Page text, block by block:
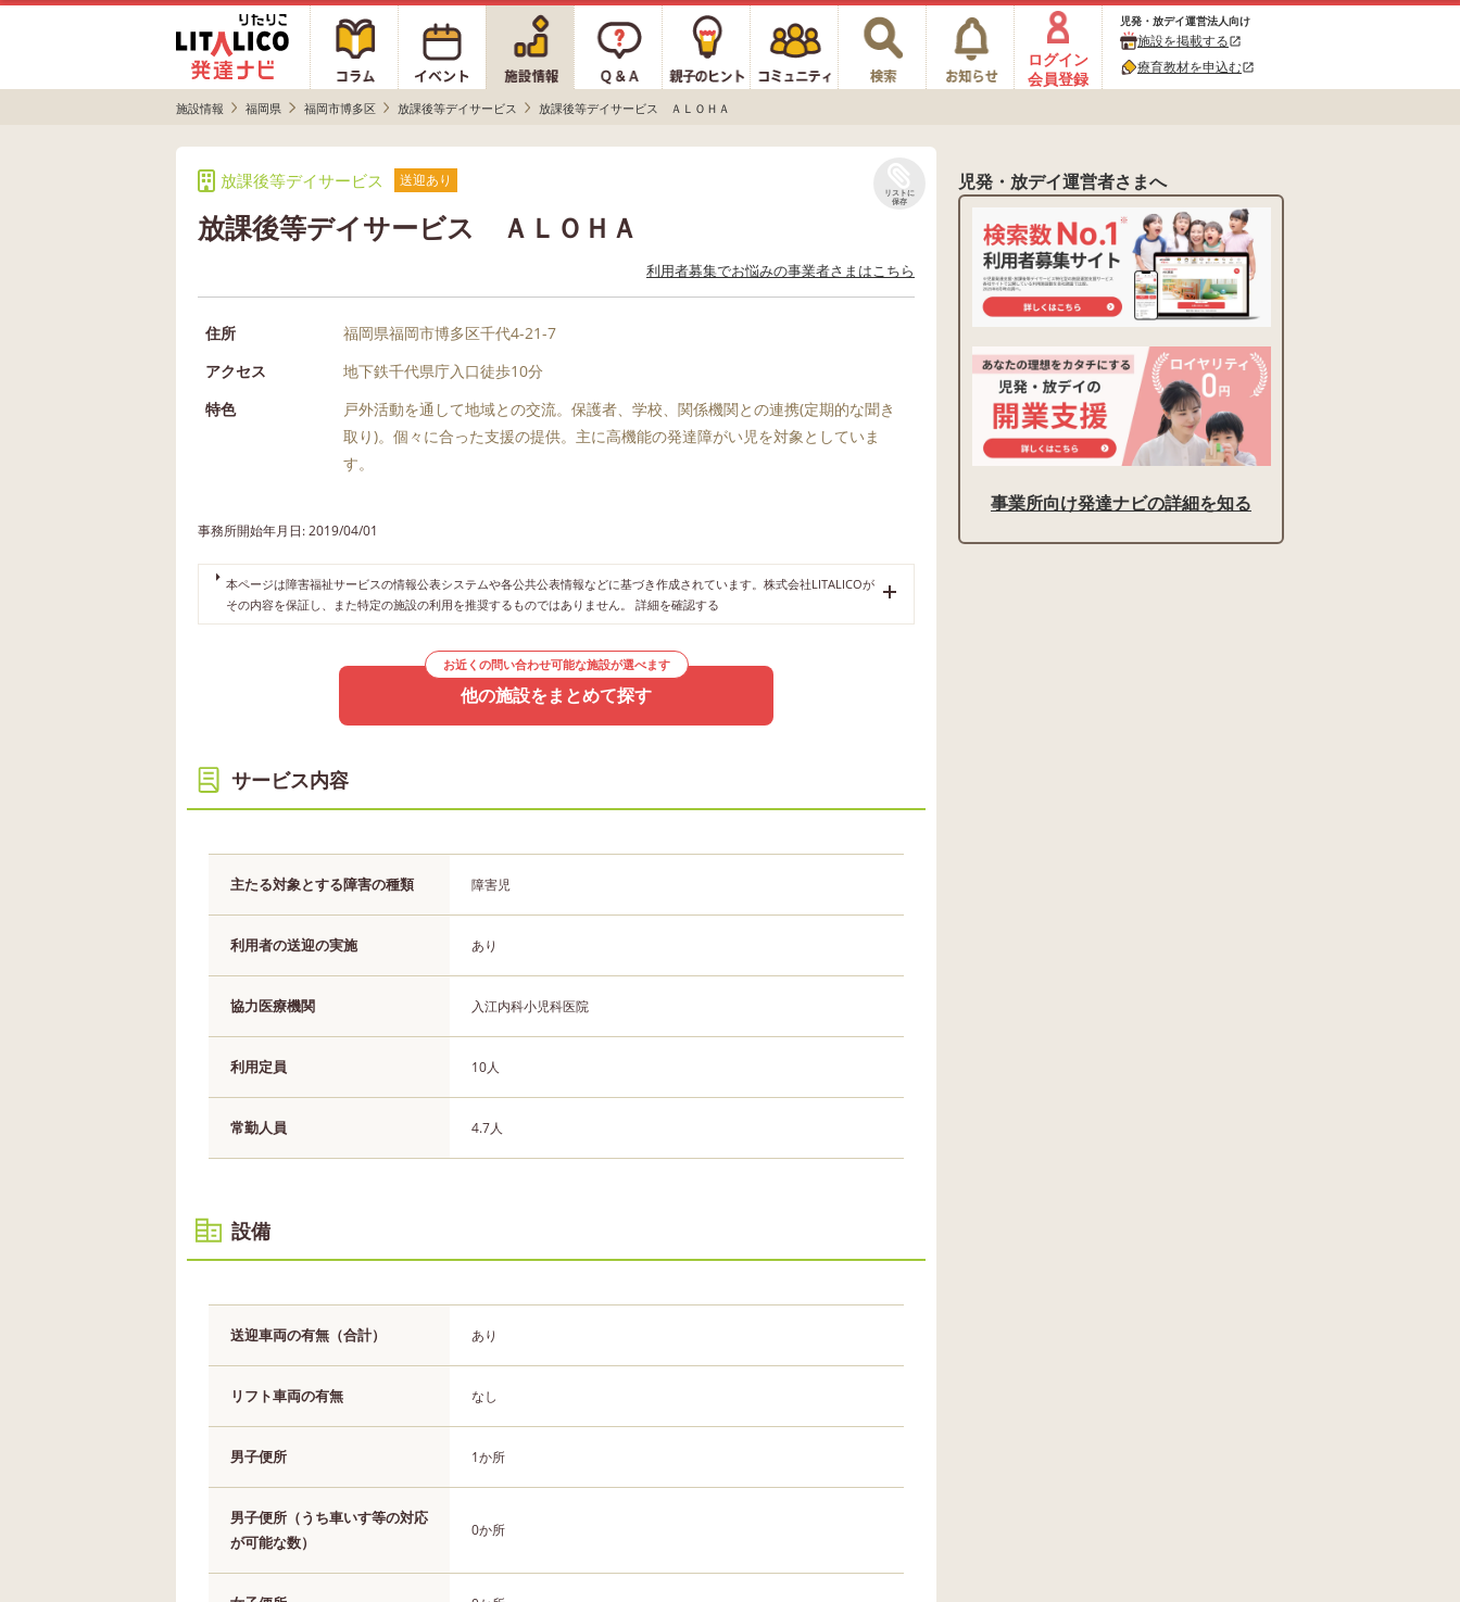
ログイン
会員登録
児発・放デイ運営法人向け
施設を掲載するopen_in_new
療育教材を申込むopen_in_new
施設情報 福岡県 福岡市博多区 放課後等デイサービス 放課後等デイサービス ＡＬＯＨＡ
放課後等デイサービス 送迎あり
放課後等デイサービス ＡＬＯＨＡ
リストに
保存
利用者募集でお悩みの事業者さまはこちら
住所
福岡県福岡市博多区千代4-21-7
アクセス
地下鉄千代県庁入口徒歩10分
特色
戸外活動を通して地域との交流。保護者、学校、関係機関との連携(定期的な聞き
取り)。個々に合った支援の提供。主に高機能の発達障がい児を対象としていま
す。
事務所開始年月日: 2019/04/01
本ページは障害福祉サービスの情報公表システムや各公共公表情報などに基づき作成されています。株式会社LITALICOが
その内容を保証し、また特定の施設の利用を推奨するものではありません。 詳細を確認する
お近くの問い合わせ可能な施設が選べます
他の施設をまとめて探す
サービス内容
主たる対象とする障害の種類 障害児
利用者の送迎の実施 あり
協力医療機関 入江内科小児科医院
利用定員 10人
常勤人員 4.7人
設備
送迎車両の有無（合計） あり
リフト車両の有無 なし
男子便所 1か所
男子便所（うち車いす等の対応
が可能な数）
0か所
児発・放デイ運営者さまへ
事業所向け発達ナビの詳細を知る